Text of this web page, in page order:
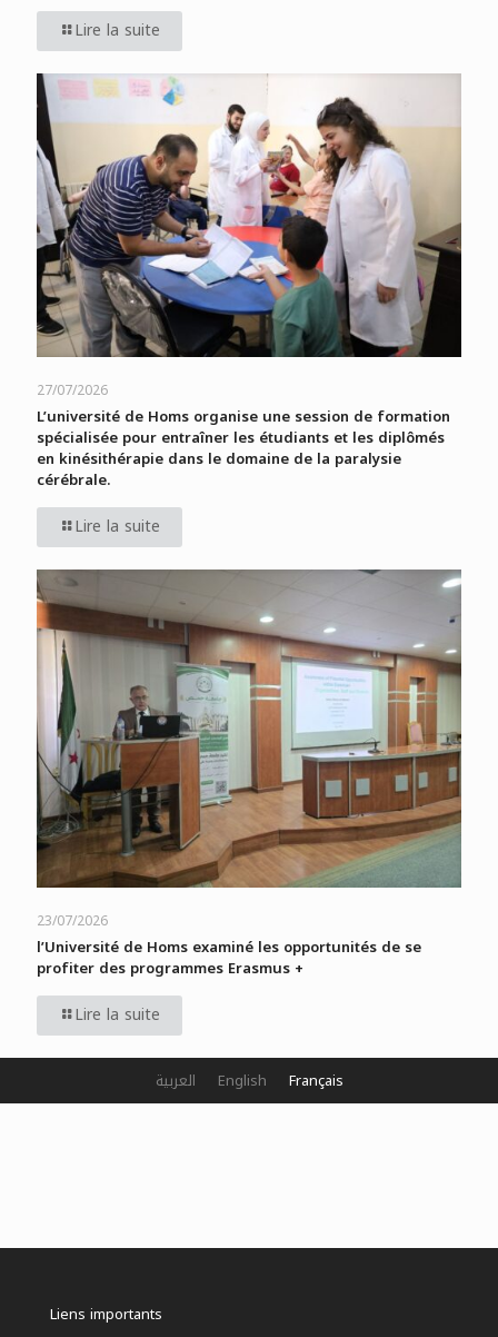
Lire la suite
27/07/2026
L’université de Homs organise une session de formation
spécialisée pour entraîner les étudiants et les diplômés
en kinésithérapie dans le domaine de la paralysie
cérébrale.
Lire la suite
23/07/2026
l’Université de Homs examiné les opportunités de se
profiter des programmes Erasmus +
Lire la suite
Liens importants
العربية English Français